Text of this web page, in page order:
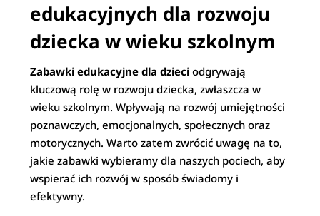
edukacyjnych dla rozwoju
dziecka w wieku szkolnym
Zabawki edukacyjne dla dzieci odgrywają
kluczową rolę w rozwoju dziecka, zwłaszcza w
wieku szkolnym. Wpływają na rozwój umiejętności
poznawczych, emocjonalnych, społecznych oraz
motorycznych. Warto zatem zwrócić uwagę na to,
jakie zabawki wybieramy dla naszych pociech, aby
wspierać ich rozwój w sposób świadomy i
efektywny.